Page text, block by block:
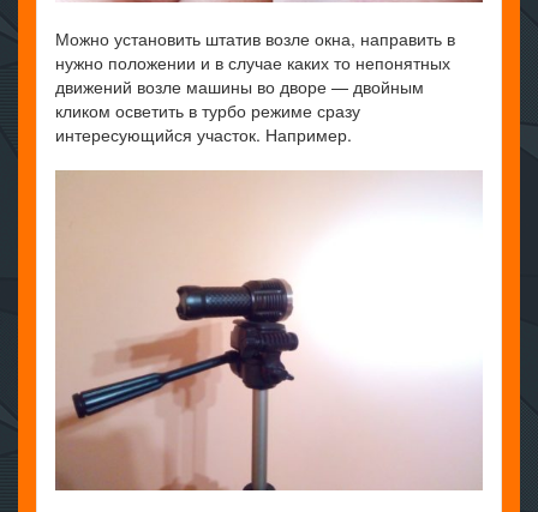
Можно установить штатив возле окна, направить в
нужно положении и в случае каких то непонятных
движений возле машины во дворе — двойным
кликом осветить в турбо режиме сразу
интересующийся участок. Например.